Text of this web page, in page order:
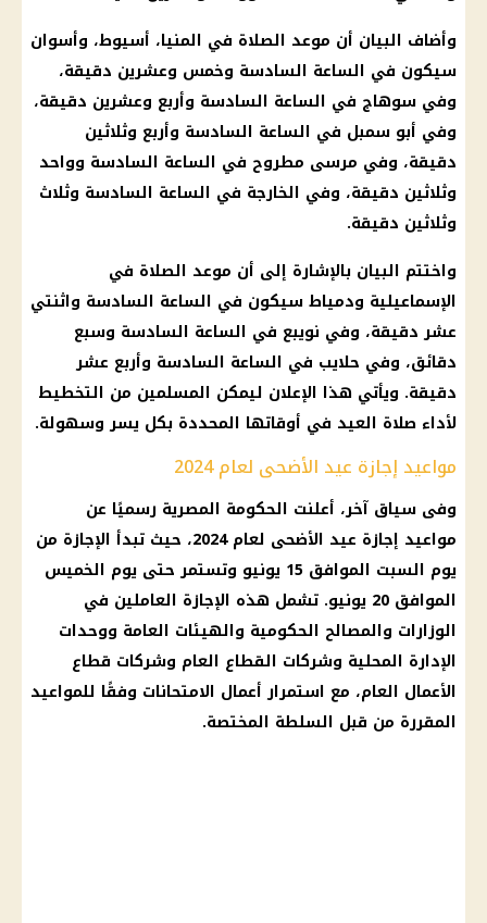
وأضاف البيان أن موعد الصلاة في المنيا، أسيوط، وأسوان
سيكون في الساعة السادسة وخمس وعشرين دقيقة،
وفي سوهاج في الساعة السادسة وأربع وعشرين دقيقة،
وفي أبو سمبل في الساعة السادسة وأربع وثلاثين
دقيقة، وفي مرسى مطروح في الساعة السادسة وواحد
وثلاثين دقيقة، وفي الخارجة في الساعة السادسة وثلاث
وثلاثين دقيقة.
واختتم البيان بالإشارة إلى أن موعد الصلاة في
الإسماعيلية ودمياط سيكون في الساعة السادسة واثنتي
عشر دقيقة، وفي نويبع في الساعة السادسة وسبع
دقائق، وفي حلايب في الساعة السادسة وأربع عشر
دقيقة. ويأتي هذا الإعلان ليمكن المسلمين من التخطيط
لأداء صلاة العيد في أوقاتها المحددة بكل يسر وسهولة.
مواعيد إجازة عيد الأضحى لعام 2024
وفى سياق آخر، أعلنت الحكومة المصرية رسميًا عن
مواعيد إجازة عيد الأضحى لعام 2024 ، حيث تبدأ الإجازة من
يوم السبت الموافق 15 يونيو وتستمر حتى يوم الخميس
الموافق 20 يونيو. تشمل هذه
الإجازة العاملين في
الوزارات والمصالح الحكومية والهيئات العامة ووحدات
الإدارة المحلية وشركات القطاع العام وشركات قطاع
الأعمال العام، مع استمرار أعمال الامتحانات وفقًا للمواعيد
المقررة من قبل السلطة المختصة.